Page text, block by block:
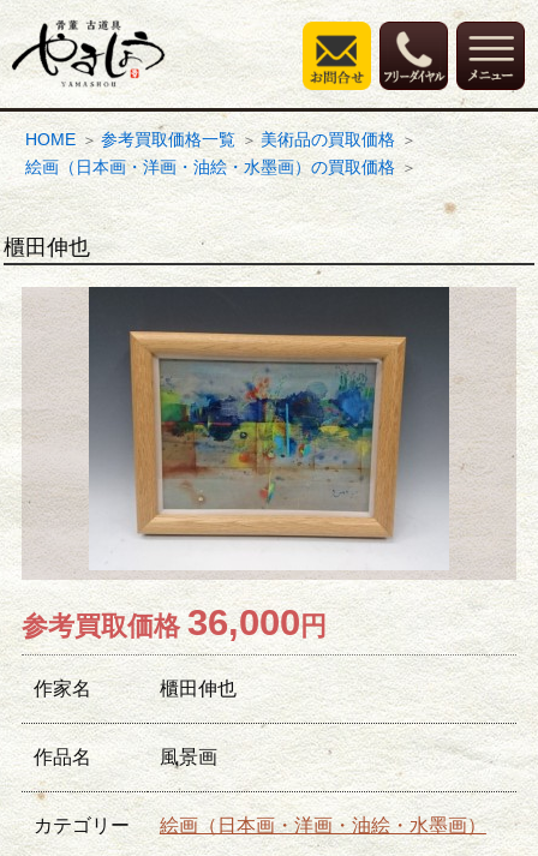
HOME 参考買取価格一覧
美術品の買取価格
絵画（日本画・洋画・油絵・水墨画）の買取価格
櫃田伸也
参考買取価格 36,000円
作家名 櫃田伸也
作品名 風景画
カテゴリー 絵画（日本画・洋画・油絵・水墨画）